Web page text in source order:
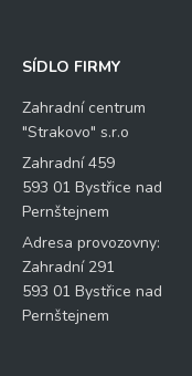
SÍDLO FIRMY
Zahradní centrum
"Strakovo" s.r.o
Zahradní 459
593 01 Bystřice nad
Pernštejnem
Adresa provozovny:
Zahradní 291
593 01 Bystřice nad
Pernštejnem